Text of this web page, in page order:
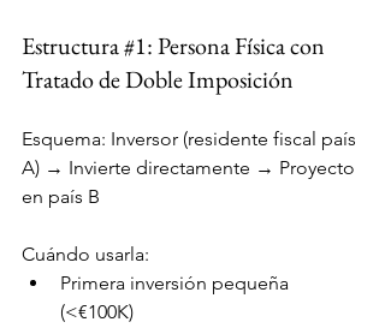
Estructura #1: Persona Física con
Tratado de Doble Imposición
Esquema: Inversor (residente fiscal país
A) → Invierte directamente → Proyecto
en país B
Cuándo usarla:
Primera inversión pequeña
(<€100K)